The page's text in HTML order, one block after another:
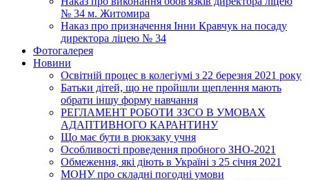
№ 34 м. Житомира
Наказ про призначення Інни Кравчук на посаду
директора ліцею № 34
Фотогалерея
Новини
Освітній процес в колегіумі з 22 березня 2021 року
Батьки дітей, що не пройшли щеплення мають
обрати іншу форму навчання
РЕГЛАМЕНТ РОБОТИ ЗЗСО В УМОВАХ
АДАПТИВНОГО КАРАНТИНУ
Що має бути в рюкзаку учня
Особливості проведення пробного ЗНО-2021
Обмеження, які діють в Україні з 25 січня 2021
МОНУ про складні погодні умови